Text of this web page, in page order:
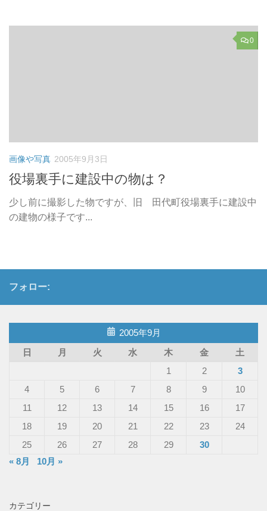
0
画像や写真 2005年9月3日
役場裏手に建設中の物は？
少し前に撮影した物ですが、旧 田代町役場裏手に建設中
の建物の様子です...
フォロー:
2005年9月
日
月 火 水 木 金
土
1
2
3
4
5 6 7 8 9
10
11
12 13 14 15 16
17
18
19 20 21 22 23
24
25
26 27 28 29
30
« 8月
10月 »
カテゴリー